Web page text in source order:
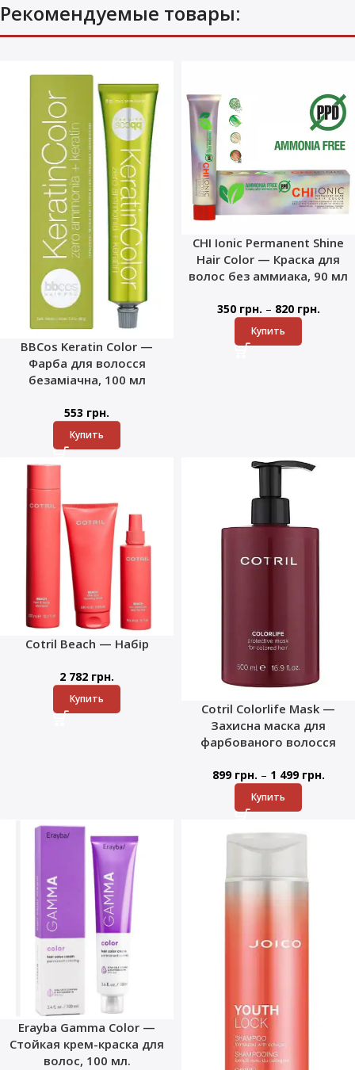
Рекомендуемые товары:
BBCos Keratin Color —
Фарба для волосся
безаміачна, 100 мл
553 грн.
Купить
CHI Ionic Permanent Shine
Hair Color — Краска для
волос без аммиака, 90 мл
350 грн. – 820 грн.
Купить
Cotril Beach — Набір
2 782 грн.
Купить
Cotril Colorlife Mask —
Захисна маска для
фарбованого волосся
899 грн. – 1 499 грн.
Купить
Erayba Gamma Color —
Стойкая крем-краска для
волос, 100 мл.